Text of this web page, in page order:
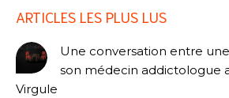
ARTICLES LES PLUS LUS
Une conversation entre
son médecin addictologue
Virgule